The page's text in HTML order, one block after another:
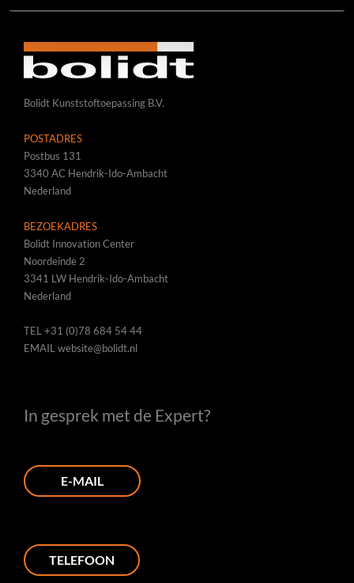
Bolidt Kunststoftoepassing B.V.
POSTADRES
Postbus 131
3340 AC Hendrik-Ido-Ambacht
Nederland
BEZOEKADRES
Bolidt Innovation Center
Noordeinde 2
3341 LW Hendrik-Ido-Ambacht
Nederland
TEL+31 (0)78 684 54 44
EMAILwebsite@bolidt.nl
In gesprek met de Expert?
E-MAIL
TELEFOON